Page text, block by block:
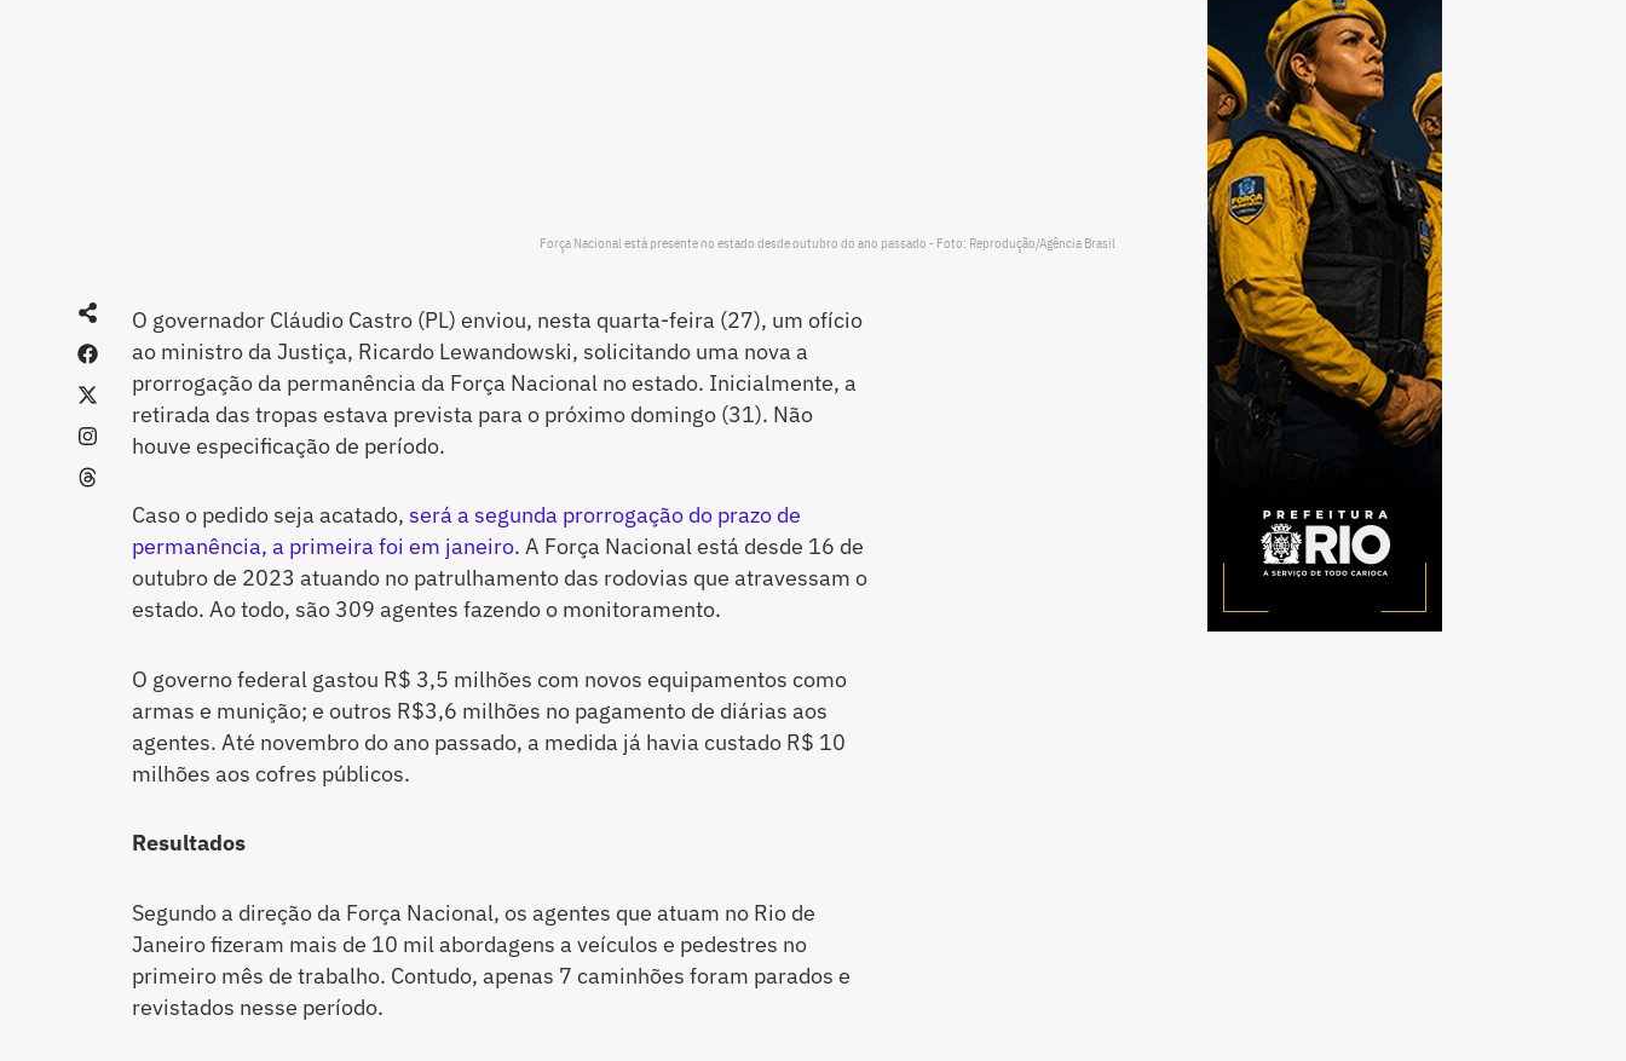
Força Nacional está presente no estado desde outubro do ano passado - Foto: Reprodução/Agência Brasil
O governador Cláudio Castro (PL) enviou, nesta quarta-feira (27), um ofício
ao ministro da Justiça, Ricardo Lewandowski, solicitando uma nova a
prorrogação da permanência da Força Nacional no estado. Inicialmente, a
retirada das tropas estava prevista para o próximo domingo (31). Não
houve especificação de período.
Caso o pedido seja acatado, será a segunda prorrogação do prazo de
permanência, a primeira foi em janeiro. A Força Nacional está desde 16 de
outubro de 2023 atuando no patrulhamento das rodovias que atravessam o
estado. Ao todo, são 309 agentes fazendo o monitoramento.
O governo federal gastou R$ 3,5 milhões com novos equipamentos como
armas e munição; e outros R$3,6 milhões no pagamento de diárias aos
agentes. Até novembro do ano passado, a medida já havia custado R$ 10
milhões aos cofres públicos.
Resultados
Segundo a direção da Força Nacional, os agentes que atuam no Rio de
Janeiro fizeram mais de 10 mil abordagens a veículos e pedestres no
primeiro mês de trabalho. Contudo, apenas 7 caminhões foram parados e
revistados nesse período.